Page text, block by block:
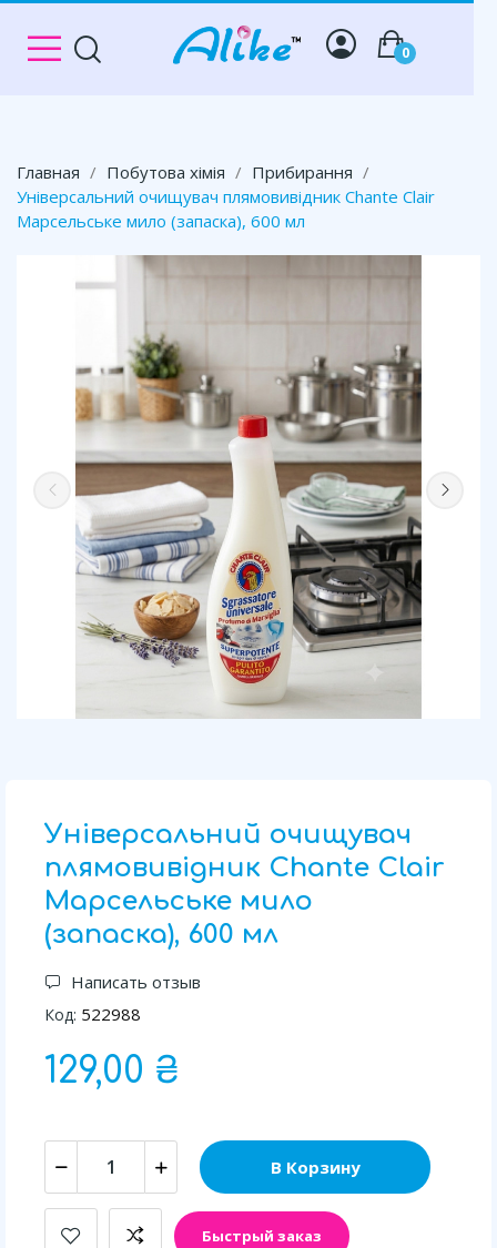
0
Главная Побутова хімія
Прибирання
Універсальний очищувач плямовивідник Chante Clair
Марсельське мило (запаска), 600 мл
Універсальний очищувач
плямовивідник Chante Clair
Марсельське мило
(запаска), 600 мл
Написать отзыв
Код: 522988
129,00 ₴
В Корзину
Быстрый заказ